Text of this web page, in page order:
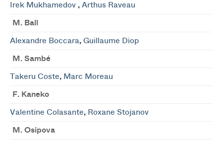
Irek Mukhamedov , Arthus Raveau
M. Ball
Alexandre Boccara, Guillaume Diop
M. Sambé
Takeru Coste, Marc Moreau
F. Kaneko
Valentine Colasante, Roxane Stojanov
M. Osipova